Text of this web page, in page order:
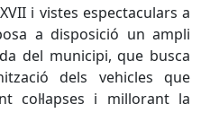
i vistes espectaculars a
a disposició un ampli
del municipi, que busca
dels vehicles que
col·lapses i millorant la